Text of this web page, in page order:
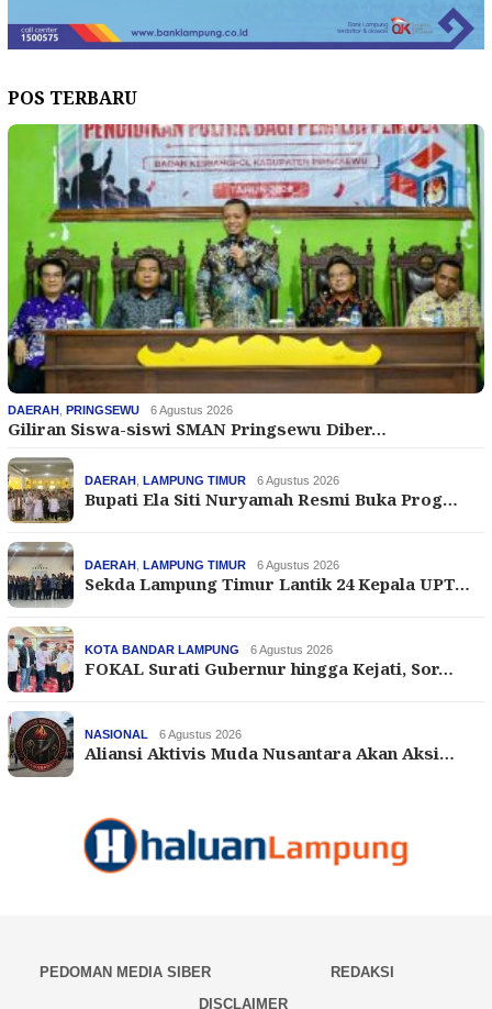
POS TERBARU
DAERAH , PRINGSEWU 6 Agustus 2026
Giliran Siswa-siswi SMAN Pringsewu Diber…
DAERAH , LAMPUNG TIMUR 6 Agustus 2026
Bupati Ela Siti Nuryamah Resmi Buka Prog…
DAERAH , LAMPUNG TIMUR 6 Agustus 2026
Sekda Lampung Timur Lantik 24 Kepala UPT…
KOTA BANDAR LAMPUNG 6 Agustus 2026
FOKAL Surati Gubernur hingga Kejati, Sor…
NASIONAL 6 Agustus 2026
Aliansi Aktivis Muda Nusantara Akan Aksi…
PEDOMAN MEDIA SIBER
REDAKSI
DISCLAIMER